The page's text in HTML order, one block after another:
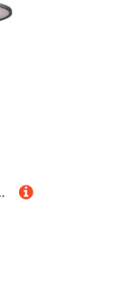
Anthrazit Aluminium 3000K